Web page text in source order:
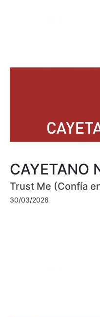
CAYETANO
Trust Me (Confía
30/03/2026